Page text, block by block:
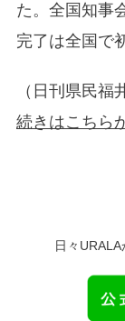
た。全国知事
完了は全国で
（日刊県民福
続きはこちら
日々